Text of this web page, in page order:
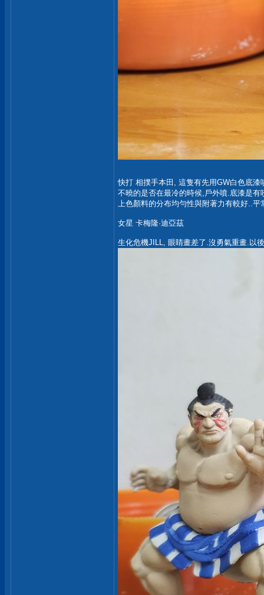
快打 相撲手本田, 這隻有先用GW白色底漆
不曉的是否在最冷的時候,戶外噴.底漆是
上色顏料的分布均勻性與附著力有較好..平
女星 卡梅隆·迪亞茲
生化危機JILL, 眼睛畫差了.沒勇氣重畫.以